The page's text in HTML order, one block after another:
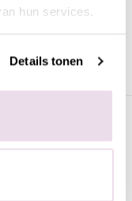
hun services.
Details tonen
enkel 1
aan rechts- en